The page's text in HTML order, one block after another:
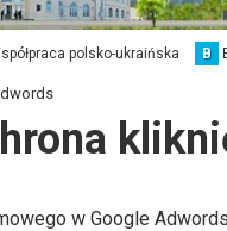
polsko-ukraińska B
w Google